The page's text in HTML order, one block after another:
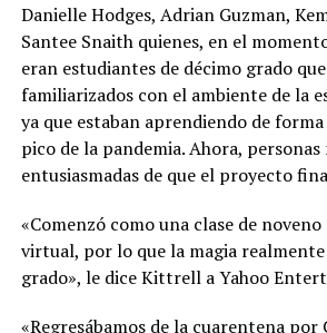
Danielle Hodges, Adrian Guzman,
Santee Snaith quienes, en el
eran estudiantes de décimo grado
familiarizados con el ambiente de la
ya que estaban aprendiendo de
pico de la pandemia. Ahora, personas
entusiasmadas de que el proyecto
«Comenzó como una clase de
virtual, por lo que la magia
grado», le dice Kittrell a Yahoo
«Regresábamos de la cuarentena por